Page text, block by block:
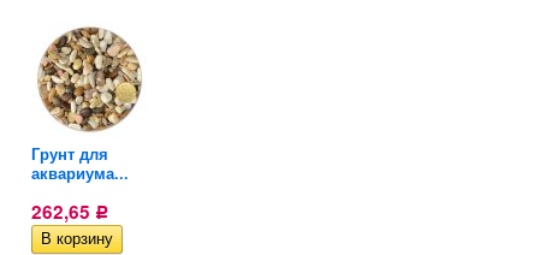
Грунт для
аквариума...
262,65 Р